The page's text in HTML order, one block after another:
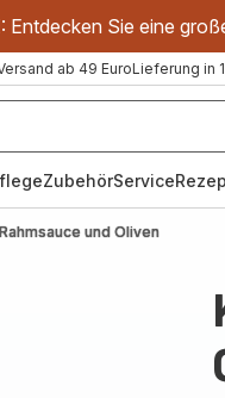
Entdecken Sie eine
ab 49 EuroLieferung in
ZubehörService
und Oliven